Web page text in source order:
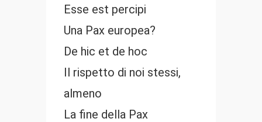
Esse est percipi
Una Pax europea?
De hic et de hoc
Il rispetto di noi stessi,
almeno
La fine della Pax